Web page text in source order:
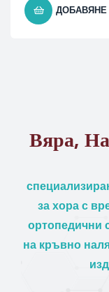
ДОБАВЯНЕ
Вяра,
за хора с
ортопедични
на кръвно